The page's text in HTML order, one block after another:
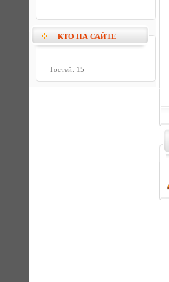
КТО НА САЙТЕ
Гостей: 15